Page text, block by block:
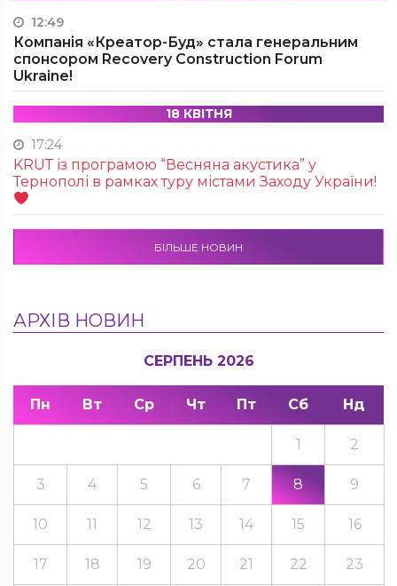
12:49
Компанія «Креатор-Буд» стала генеральним
спонсором Recovery Construction Forum
Ukraine!
18 КВІТНЯ
17:24
KRUТ із програмою “Весняна акустика” у
Тернополі в рамках туру містами Заходу України!
БІЛЬШЕ НОВИН
АРХІВ НОВИН
СЕРПЕНЬ 2026
Пн Вт Ср Чт Пт Сб Нд
1 2
3 4 5 6 7 8 9
10 11 12 13 14 15 16
17 18 19 20 21 22 23